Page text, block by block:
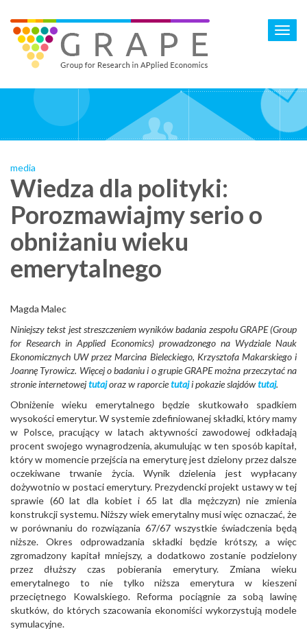
main
content
media
Wiedza dla polityki:
Porozmawiajmy serio o
obniżaniu wieku
emerytalnego
Magda Malec
Niniejszy tekst jest streszczeniem wyników badania zespołu GRAPE (Group
for Research in Applied Economics) prowadzonego na Wydziale Nauk
Ekonomicznych UW przez Marcina Bieleckiego, Krzysztofa Makarskiego i
Joannę Tyrowicz. Więcej o badaniu i o grupie GRAPE można przeczytać na
stronie internetowejtutajoraz w raporcietutaji pokazie slajdówtutaj.
Obniżenie wieku emerytalnego będzie skutkowało spadkiem
wysokości emerytur. W systemie zdefiniowanej składki, który mamy
w Polsce, pracujący w latach aktywności zawodowej odkładają
procent swojego wynagrodzenia, akumulując w ten sposób kapitał,
który w momencie przejścia na emeryturę jest dzielony przez dalsze
oczekiwane trwanie życia. Wynik dzielenia jest wypłacany
dożywotnio w postaci emerytury. Prezydencki projekt ustawy w tej
sprawie (60 lat dla kobiet i 65 lat dla mężczyzn) nie zmienia
konstrukcji systemu. Niższy wiek emerytalny musi więc oznaczać, że
w porównaniu do rozwiązania 67/67 wszystkie świadczenia będą
niższe. Okres odprowadzania składki będzie krótszy, a więc
zgromadzony kapitał mniejszy, a dodatkowo zostanie podzielony
przez dłuższy czas pobierania emerytury. Zmiana wieku
emerytalnego to nie tylko niższa emerytura w kieszeni
przeciętnego Kowalskiego. Reforma pociągnie za sobą lawinę
skutków, do których szacowania ekonomiści wykorzystują modele
symulacyjne.